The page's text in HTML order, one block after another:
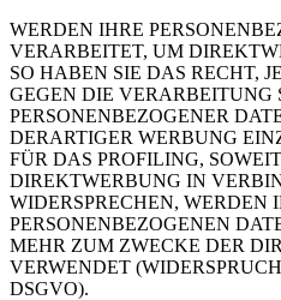
WERDEN IHRE
VERARBEITET, UM
SO HABEN SIE DAS RECHT,
GEGEN DIE VERARBEITUNG
PERSONENBEZOGENER
DERARTIGER WERBUNG
FÜR DAS PROFILING,
DIREKTWERBUNG IN
WIDERSPRECHEN, WERDEN
PERSONENBEZOGENEN
MEHR ZUM ZWECKE DER
VERWENDET
DSGVO).